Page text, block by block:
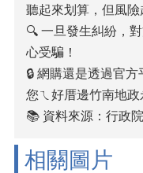
聽起來划算，但風險
🔍 一旦發生糾紛，
心受騙！
🔒 網購還是透過官方
您ㄟ好厝邊竹南地
📚 資料來源：行政
相關圖片